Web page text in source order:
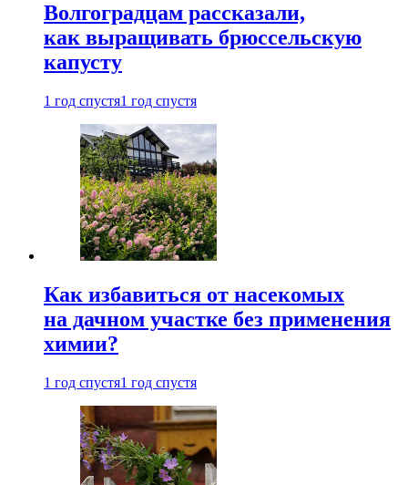
Волгоградцам рассказали,
как выращивать брюссельскую
капусту
1 год спустя1 год спустя
Как избавиться от насекомых
на дачном участке без применения
химии?
1 год спустя1 год спустя